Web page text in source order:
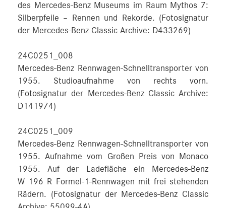
des Mercedes-Benz Museums im Raum Mythos 7:
Silberpfeile – Rennen und Rekorde. (Fotosignatur
der Mercedes-Benz Classic Archive: D433269)
24C0251_008
Mercedes-Benz Rennwagen-Schnelltransporter von
1955. Studioaufnahme von rechts vorn.
(Fotosignatur der Mercedes-Benz Classic Archive:
D141974)
24C0251_009
Mercedes-Benz Rennwagen-Schnelltransporter von
1955. Aufnahme vom Großen Preis von Monaco
1955. Auf der Ladefläche ein Mercedes-Benz
W 196 R Formel-1-Rennwagen mit frei stehenden
Rädern. (Fotosignatur der Mercedes-Benz Classic